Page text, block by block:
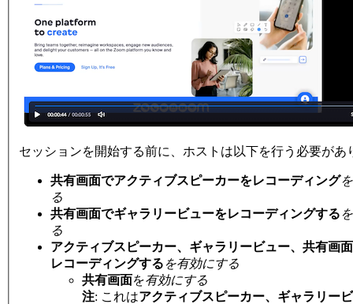
セッションを開始する前に、ホストは以下を行う必要があ
共有画面でアクティブスピーカーをレコーディング
る
共有画面でギャラリービューをレコーディングする
る
アクティブスピーカー、ギャラリービュー、共有画
レコーディングするを有効にする
共有画面を有効にする
注: これはアクティブスピーカー、ギャラリー